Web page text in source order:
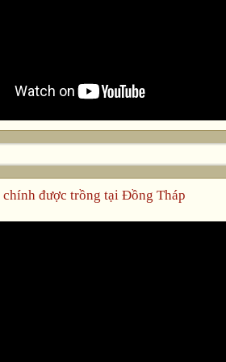
chính được trồng tại Đồng Tháp